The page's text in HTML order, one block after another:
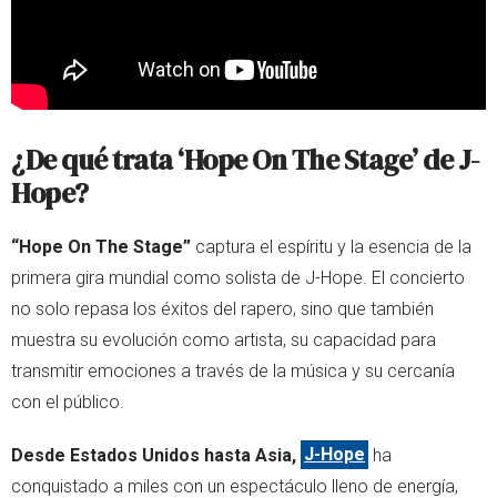
¿De qué trata ‘Hope On The Stage’ de J-
Hope?
“Hope On The Stage” captura el espíritu y la esencia de la
primera gira mundial como solista de J-Hope. El concierto
no solo repasa los éxitos del rapero, sino que también
muestra su evolución como artista, su capacidad para
transmitir emociones a través de la música y su cercanía
con el público.
Desde Estados Unidos hasta Asia, J-Hope ha
conquistado a miles con un espectáculo lleno de energía,